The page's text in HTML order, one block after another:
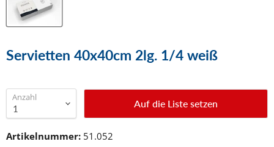
Servietten 40x40cm 2lg. 1/4 weiß
Anzahl
Auf die Liste setzen
Artikelnummer: 51.052